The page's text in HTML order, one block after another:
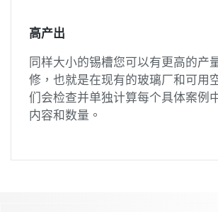
高产出
同样大小的锡槽您可以有更高的产
修，也就是在现有的玻璃厂和可用
们会检查并单独计算每个具体案例
内容和数量。